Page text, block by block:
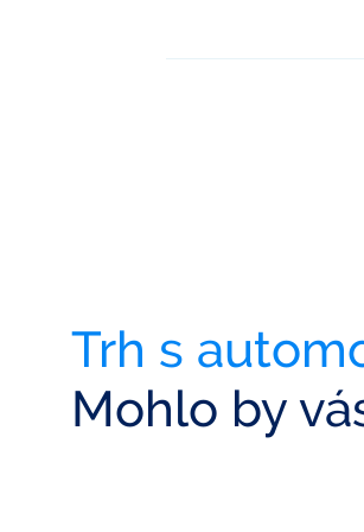
Trh s
Mohlo by